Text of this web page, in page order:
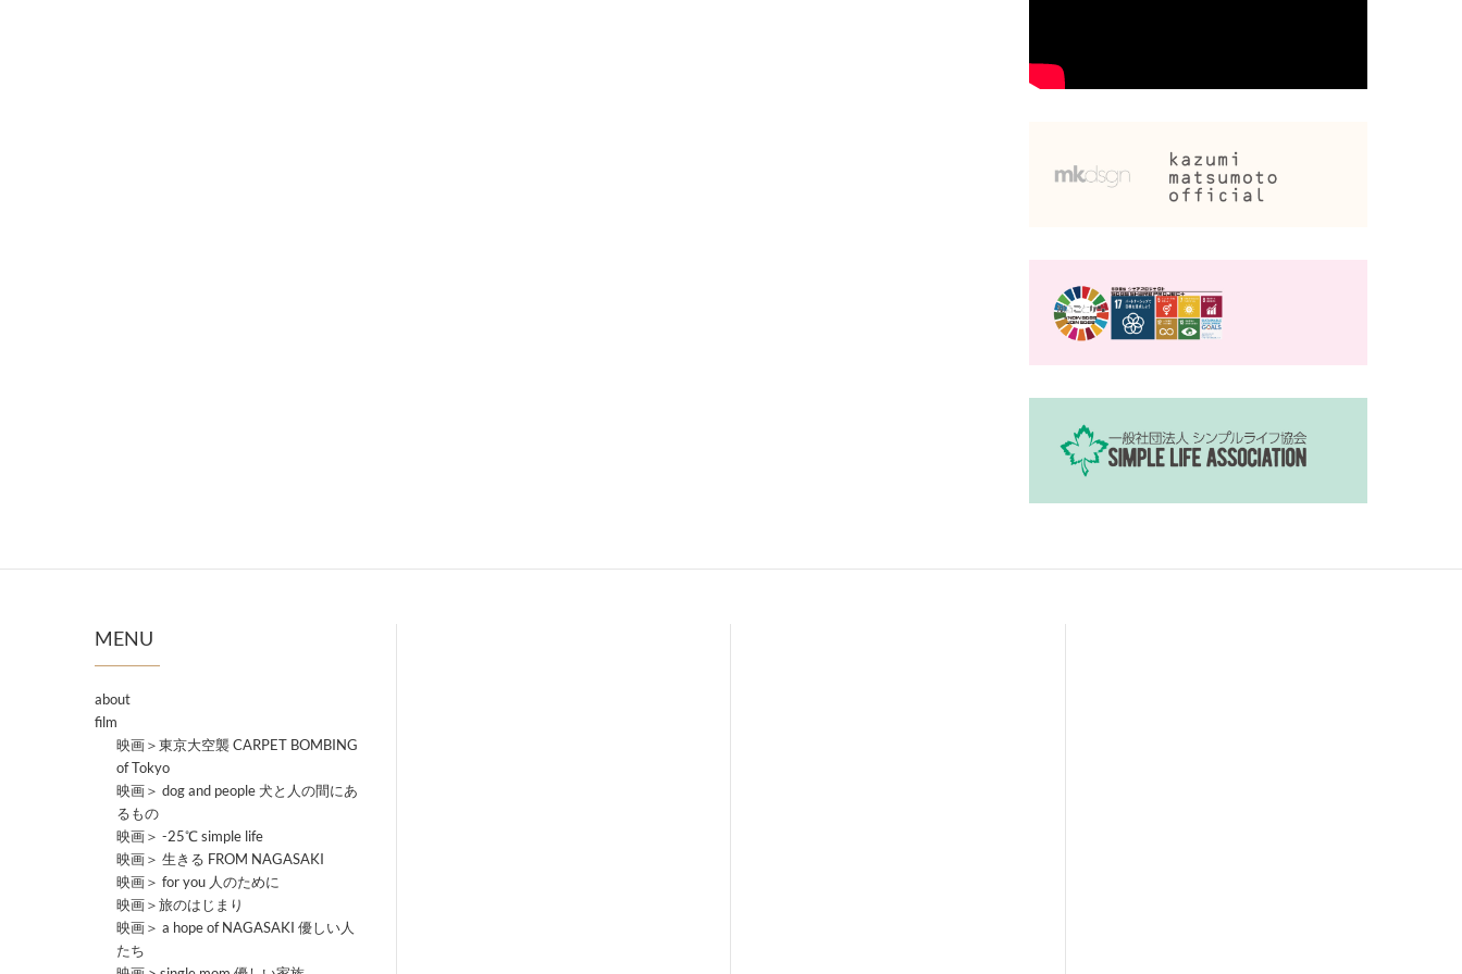
MENU
about
film
映画＞東京大空襲 CARPET BOMBING
of Tokyo
映画＞ dog and people 犬と人の間にあ
るもの
映画＞ -25℃ simple life
映画＞ 生きる FROM NAGASAKI
映画＞ for you 人のために
映画＞旅のはじまり
映画＞ a hope of NAGASAKI 優しい人
たち